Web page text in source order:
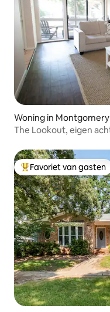
Woning in Montgomery
The Lookout, eigen
Topfavoriet van gasten
Favoriet van gasten